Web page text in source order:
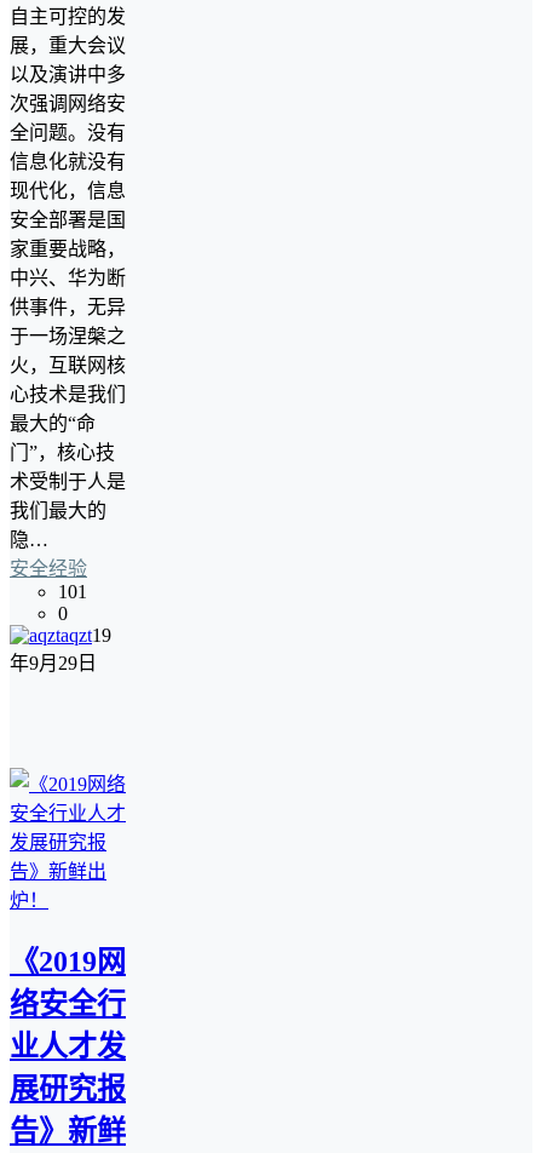
自主可控的发
展，重大会议
以及演讲中多
次强调网络安
全问题。没有
信息化就没有
现代化，信息
安全部署是国
家重要战略，
中兴、华为断
供事件，无异
于一场涅槃之
火，互联网核
心技术是我们
最大的“命
门”，核心技
术受制于人是
我们最大的
隐…
安全经验
101
0
aqzt19
年9月29日
《2019网
络安全行
业人才发
展研究报
告》新鲜